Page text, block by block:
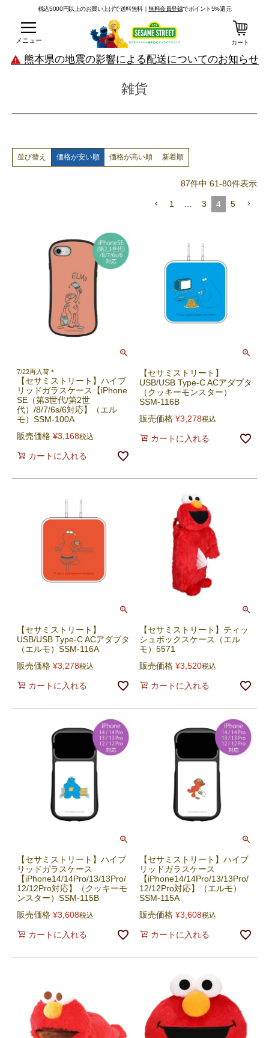
税込5000円以上のお買い上げで送料無料｜無料会員登録でポイント5%還元
メニュー カート
熊本県の地震の影響による配送についてのお知らせ
雑貨
並び替え 価格が安い順 価格が高い順 新着順
87件中 61-80件表示
1 3 4 5
7/22再入荷＊
【セサミストリート】ハイブ
リッドガラスケース【iPhone
SE（第3世代/第2世
代）/8/7/6s/6対応】（エル
モ）SSM-100A
販売価格 ¥3,168税込
カートに入れる
【セサミストリート】
USB/USB Type-C ACアダプタ
（クッキーモンスター）
SSM-116B
販売価格 ¥3,278税込
カートに入れる
【セサミストリート】
USB/USB Type-C ACアダプタ
（エルモ）SSM-116A
販売価格 ¥3,278税込
カートに入れる
【セサミストリート】ティッ
シュボックスケース（エル
モ）5571
販売価格 ¥3,520税込
カートに入れる
【セサミストリート】ハイブ
リッドガラスケース
【iPhone14/14Pro/13/13Pro/
12/12Pro対応】（クッキーモ
ンスター）SSM-115B
販売価格 ¥3,608税込
カートに入れる
【セサミストリート】ハイブ
リッドガラスケース
【iPhone14/14Pro/13/13Pro/
12/12Pro対応】（エルモ）
SSM-115A
販売価格 ¥3,608税込
カートに入れる